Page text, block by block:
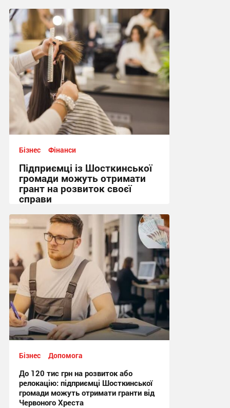
09:39, 22.07.2026
Бізнес Фінанси
Підприємці із Шосткинської
громади можуть отримати
грант на розвиток своєї
справи
13:04, 11.07.2026
Бізнес Допомога
До 120 тис грн на розвиток або
релокацію: підприємці Шосткинської
громади можуть отримати гранти від
Червоного Хреста